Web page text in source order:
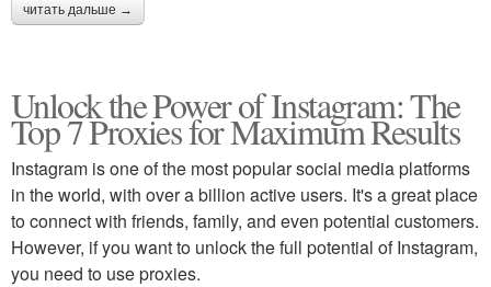
читать дальше →
Unlock the Power of Instagram: The
Top 7 Proxies for Maximum Results
Instagram is one of the most popular social media platforms
in the world, with over a billion active users. It's a great place
to connect with friends, family, and even potential customers.
However, if you want to unlock the full potential of Instagram,
you need to use proxies.